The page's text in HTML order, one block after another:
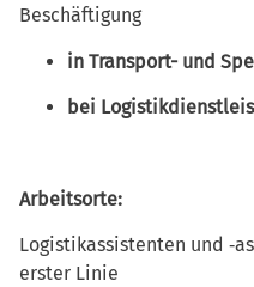
Beschäftigung
in Transport- und
bei
Arbeitsorte:
Logistikassistenten und
erster Linie